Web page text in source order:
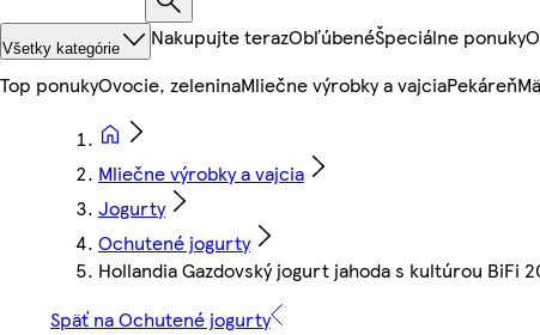
Všetky kategórie Nakupujte terazObľúbenéŠpeciálne ponuky
Top ponukyOvocie, zeleninaMliečne výrobky a vajciaPekáreň
Mliečne výrobky a vajcia
Jogurty
Ochutené jogurty
Hollandia Gazdovský jogurt jahoda s kultúrou BiFi
Späť na Ochutené jogurty